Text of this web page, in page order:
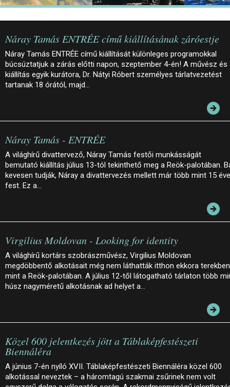
Náray Tamás ENTRÉE című kiállításának záróestje
Náray Tamás ENTRÉE című kiállítását különleges programokkal
búcsúztatjuk a zárás előtti napon, szeptember 4-én! A művész és
kiállítás egyik kurátora, Dr. Nátyi Róbert személyes tárlatvezetést
tartanak 18 órától, majd…
Náray Tamás - ENTRÉE
A világhírű divattervező, Náray Tamás festői munkásságát
bemutató kiállítás július 13-tól tekinthető meg a Reök-palotában.
kevesen tudják, Náray a divattervezés mellett már több mint 15 éve
fest. Ez a…
Virgilius Moldovan - Looking for identity
A világhírű kortárs szobrászművész, Virgilius Moldovan
megdöbbentő alkotásait még nem láthatták itthon ekkora
mint a Reök-palotában. A július 12-től látogatható tárlaton több
húsz nagyméretű alkotásnak ad helyet a…
Közel 600 jelentkezés jött a Táblaképfestészeti
Biennáléra
A június 7-én nyíló XVII. Táblaképfestészeti Biennáléra közel 600
alkotással neveztek – a háromtagú szakmai zsűrinek nem volt